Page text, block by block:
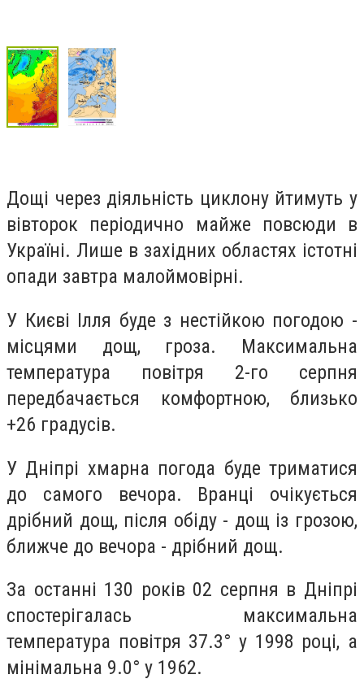
Дощі через діяльність циклону йтимуть у
вівторок періодично майже повсюди в
Україні. Лише в західних областях істотні
опади завтра малоймовірні.
У Києві Ілля буде з нестійкою погодою -
місцями дощ, гроза. Максимальна
температура повітря 2-го серпня
передбачається комфортною, близько
+26 градусів.
У Дніпрі хмарна погода буде триматися
до самого вечора. Вранці очікується
дрібний дощ, після обіду - дощ із грозою,
ближче до вечора - дрібний дощ.
За останні 130 років 02 серпня в Дніпрі
спостерігалась максимальна
температура повітря 37.3° у 1998 році, а
мінімальна 9.0° у 1962.